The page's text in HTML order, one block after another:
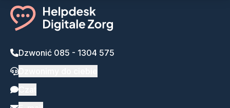
Dzwonić 085 - 1304 575